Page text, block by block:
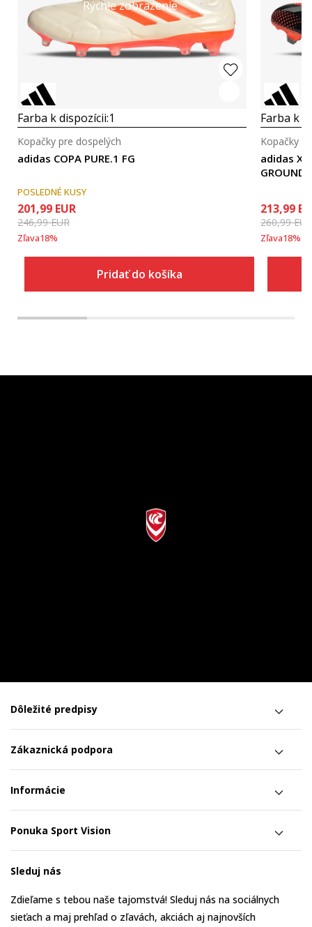
Rýchle zobrazenie
Farba k dispozícii:1
adidas COPA PURE.1 FG
Kopačky pre dospelých
POSLEDNÉ KUSY
201,99 EUR
246,99EUR
Zľava18%
Pridať do košíka
Farba k
adidas X
GROUND
Kopačky
213,99
260,99EUR
Zľava18%
Dôležité predpisy
Zákaznická podpora
Informácie
Ponuka Sport Vision
Sleduj nás
Zdieľame s tebou naše tajomstvá! Sleduj nás na sociálnych
sieťach a maj prehľad o zľavách, akciách aj najnovších